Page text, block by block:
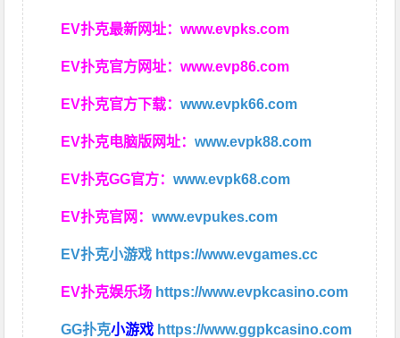
EV扑克最新网址：www.evpks.com
EV扑克官方网址：www.evp86.com
EV扑克官方下载：www.evpk66.com
EV扑克电脑版网址：www.evpk88.com
EV扑克GG官方：www.evpk68.com
EV扑克官网：www.evpukes.com
EV扑克小游戏 https://www.evgames.cc
EV扑克娱乐场 https://www.evpkcasino.com
GG扑克小游戏 https://www.ggpkcasino.com